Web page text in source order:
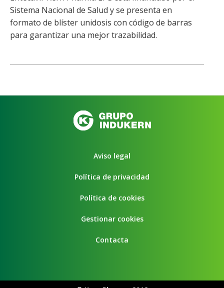
Sistema Nacional de Salud y se presenta en
formato de blíster unidosis con código de barras
para garantizar una mejor trazabilidad.
Aviso legal
Política de privacidad
Política de cookies
Gestionar cookies
Contacta